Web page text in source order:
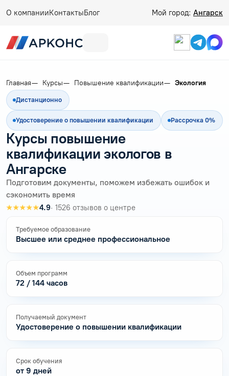
О компанииКонтактыБлог Мой город: Ангарск
Главная Курсы Повышение квалификации Экология
Дистанционно
Удостоверение о повышении квалификации Рассрочка 0%
Курсы повышение
квалификации экологов в
Ангарске
Подготовим документы, поможем избежать ошибок и
сэкономить время
★★★★★4.9· 1526 отзывов о центре
Требуемое образование
Высшее или среднее профессиональное
Объем программ
72 / 144 часов
Получаемый документ
Удостоверение о повышении квалификации
Срок обучения
от 9 дней